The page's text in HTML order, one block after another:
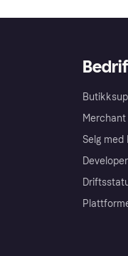
Merchant
Selg med